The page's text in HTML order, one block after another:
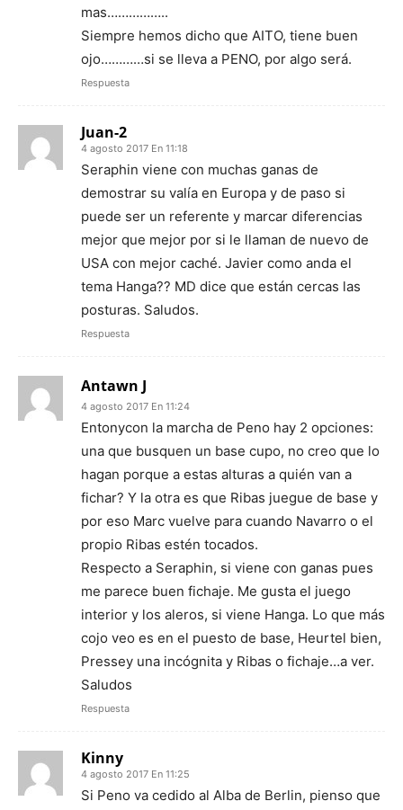
mas……………..
Siempre hemos dicho que AITO, tiene buen
ojo…………si se lleva a PENO, por algo será.
Respuesta
Juan-2
4 agosto 2017 En 11:18
Seraphin viene con muchas ganas de
demostrar su valía en Europa y de paso si
puede ser un referente y marcar diferencias
mejor que mejor por si le llaman de nuevo de
USA con mejor caché. Javier como anda el
tema Hanga?? MD dice que están cercas las
posturas. Saludos.
Respuesta
Antawn J
4 agosto 2017 En 11:24
Entonycon la marcha de Peno hay 2 opciones:
una que busquen un base cupo, no creo que lo
hagan porque a estas alturas a quién van a
fichar? Y la otra es que Ribas juegue de base y
por eso Marc vuelve para cuando Navarro o el
propio Ribas estén tocados.
Respecto a Seraphin, si viene con ganas pues
me parece buen fichaje. Me gusta el juego
interior y los aleros, si viene Hanga. Lo que más
cojo veo es en el puesto de base, Heurtel bien,
Pressey una incógnita y Ribas o fichaje…a ver.
Saludos
Respuesta
Kinny
4 agosto 2017 En 11:25
Si Peno va cedido al Alba de Berlin, pienso que